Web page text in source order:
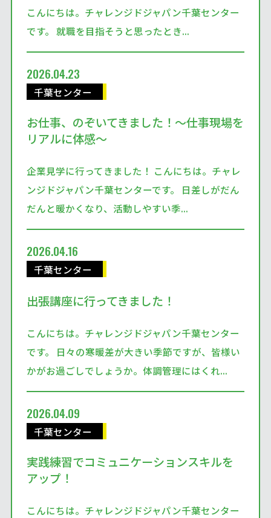
こんにちは。チャレンジドジャパン千葉センター
です。 就職を目指そうと思ったとき...
2026.04.23
千葉センター
お仕事、のぞいてきました！～仕事現場を
リアルに体感～
企業見学に行ってきました！ こんにちは。チャレ
ンジドジャパン千葉センターです。 日差しがだん
だんと暖かくなり、活動しやすい季...
2026.04.16
千葉センター
出張講座に行ってきました！
こんにちは。チャレンジドジャパン千葉センター
です。 日々の寒暖差が大きい季節ですが、皆様い
かがお過ごしでしょうか。体調管理にはくれ...
2026.04.09
千葉センター
実践練習でコミュニケーションスキルを
アップ！
こんにちは。チャレンジドジャパン千葉センター